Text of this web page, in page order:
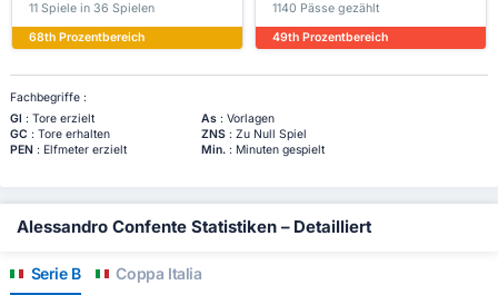
11 Spiele in 36 Spielen
68th Prozentbereich
1140 Pässe gezählt
49th Prozentbereich
Fachbegriffe :
Gl : Tore erzielt As: Vorlagen
GC : Tore erhalten ZNS: Zu Null Spiel
PEN: Elfmeter erzielt Min.: Minuten gespielt
Alessandro Confente Statistiken – Detailliert
Serie B Coppa Italia